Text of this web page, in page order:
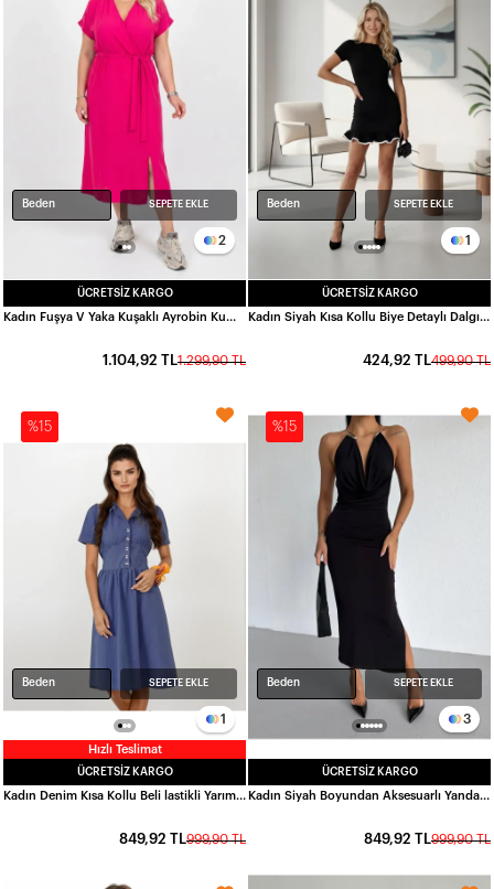
2
Beden SEPETE EKLE
ÜCRETSIZ KARGO
Kadın Fuşya V Yaka Kuşaklı Ayrobin Kumaş Büyük Beden Elbise HZL26S-ZSS150391
1.299,90 TL
1.104,92 TL
1
Beden SEPETE EKLE
ÜCRETSIZ KARGO
Kadın Siyah Kısa Kollu Biye Detaylı Dalgıç Kumaş Mini Elbise HZL26S-FRY123771
499,90 TL
424,92 TL
%15
Hızlı Teslimat
1
Beden SEPETE EKLE
ÜCRETSIZ KARGO
Kadın Denim Kısa Kollu Beli lastikli Yarım Düğmeli Göğüs Pensli Kot Elbise HZL22S-BD122101
999,90 TL
849,92 TL
%15
3
Beden SEPETE EKLE
ÜCRETSIZ KARGO
Kadın Siyah Boyundan Aksesuarlı Yandan Yırtmaçlı Midi Boy Sandy Elbise HZL26S-FRY123841
999,90 TL
849,92 TL